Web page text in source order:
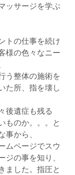
ッサージを学ぶ
トの仕事を続け
様の色々なニー
う整体の施術を
た所、指を壊し
後遺症も残る
ものか。。。と
事から、
ムページでスウ
ジの事を知り、
ました。指圧と